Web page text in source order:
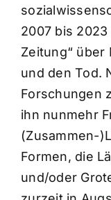
2007 bis 2023
Zeitung“ über
und den Tod.
Forschungen
ihn nunmehr
(Zusammen-
Formen, die
und/oder